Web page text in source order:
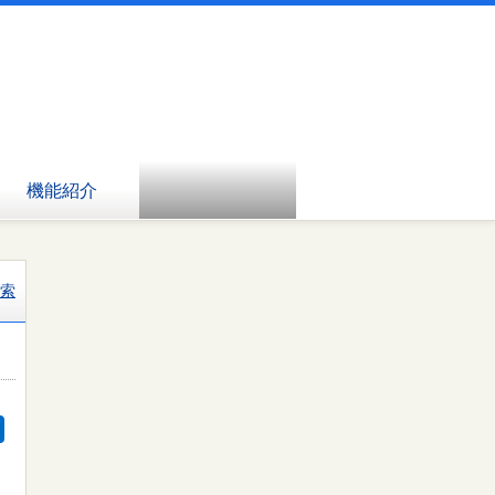
機能紹介